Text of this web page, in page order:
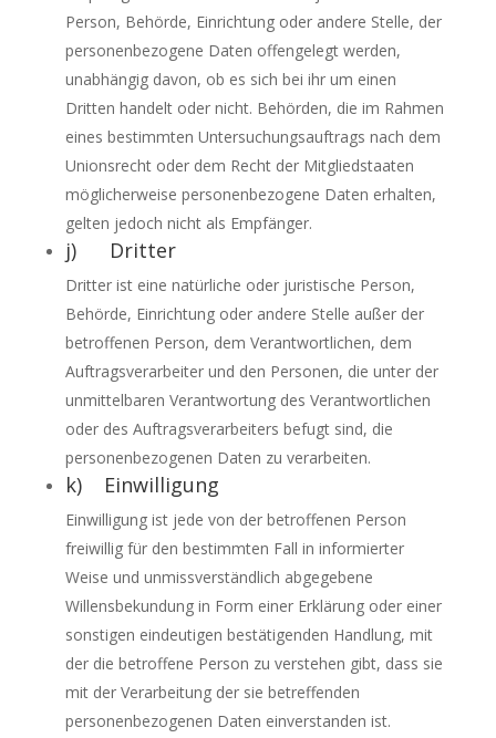
Person, Behörde, Einrichtung oder andere Stelle, der
personenbezogene Daten offengelegt werden,
unabhängig davon, ob es sich bei ihr um einen
Dritten handelt oder nicht. Behörden, die im Rahmen
eines bestimmten Untersuchungsauftrags nach dem
Unionsrecht oder dem Recht der Mitgliedstaaten
möglicherweise personenbezogene Daten erhalten,
gelten jedoch nicht als Empfänger.
j) Dritter
Dritter ist eine natürliche oder juristische Person,
Behörde, Einrichtung oder andere Stelle außer der
betroffenen Person, dem Verantwortlichen, dem
Auftragsverarbeiter und den Personen, die unter der
unmittelbaren Verantwortung des Verantwortlichen
oder des Auftragsverarbeiters befugt sind, die
personenbezogenen Daten zu verarbeiten.
k) Einwilligung
Einwilligung ist jede von der betroffenen Person
freiwillig für den bestimmten Fall in informierter
Weise und unmissverständlich abgegebene
Willensbekundung in Form einer Erklärung oder einer
sonstigen eindeutigen bestätigenden Handlung, mit
der die betroffene Person zu verstehen gibt, dass sie
mit der Verarbeitung der sie betreffenden
personenbezogenen Daten einverstanden ist.